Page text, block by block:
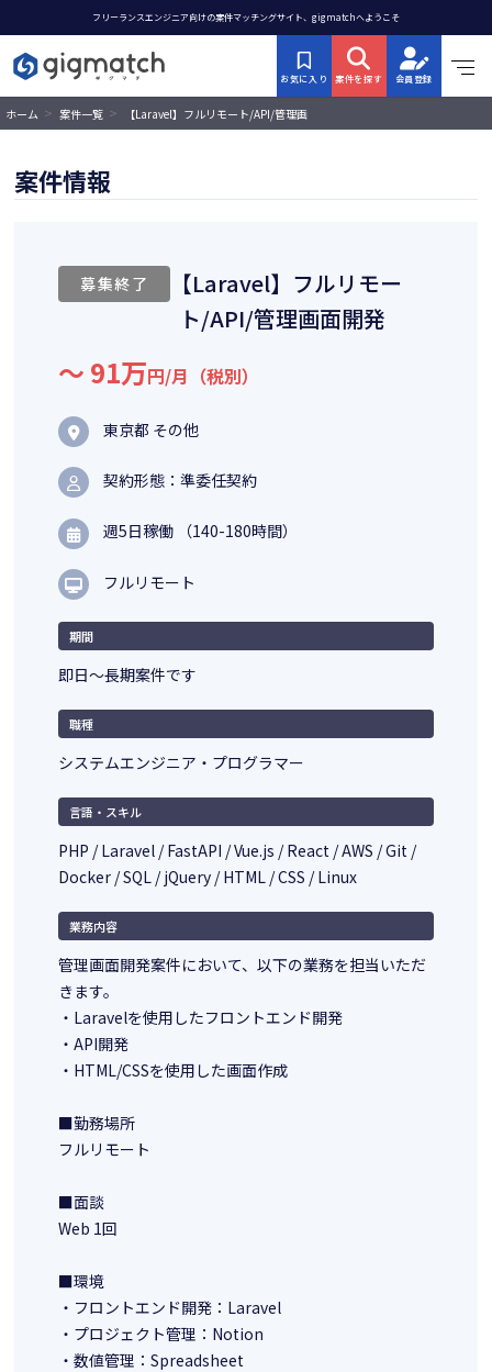
フリーランスエンジニア向けの案件マッチングサイト、gigmatchへようこそ
お気に入り 案件を探す 会員登録
ホーム > 案件一覧 >
【Laravel】フルリモート/API/管理画
案件情報
募集終了
【Laravel】フルリモー
ト/API/管理画面開発
〜 91万円/月（税別）
東京都 その他
契約形態：準委任契約
週5日稼働 （140-180時間）
フルリモート
期間
即日～長期案件です
職種
システムエンジニア・プログラマー
言語・スキル
PHP / Laravel / FastAPI / Vue.js / React / AWS / Git /
Docker / SQL / jQuery / HTML / CSS / Linux
業務内容
管理画面開発案件において、以下の業務を担当いただ
きます。
・Laravelを使用したフロントエンド開発
・API開発
・HTML/CSSを使用した画面作成
■勤務場所
フルリモート
■面談
Web 1回
■環境
・フロントエンド開発：Laravel
・プロジェクト管理：Notion
・数値管理：Spreadsheet